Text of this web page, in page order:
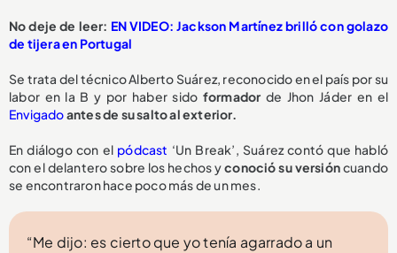
No deje de leer: EN VIDEO: Jackson Martínez brilló con golazo
de tijera en Portugal
Se trata del técnico Alberto Suárez, reconocido en el país por su
labor en la B y por haber sido formador de Jhon Jáder en el
Envigadoantes de su salto al exterior.
En diálogo con el pódcast ‘Un Break’, Suárez contó que habló
con el delantero sobre los hechos yconoció su versióncuando
se encontraron hace poco más de un mes.
“Me dijo: es cierto que yo tenía agarrado a un